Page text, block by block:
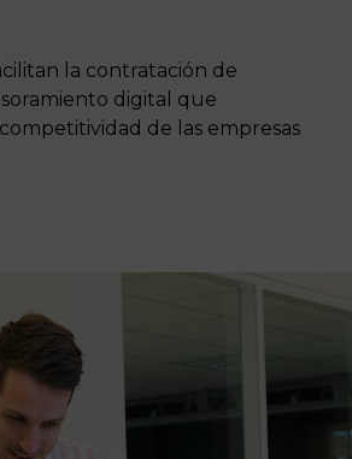
la contratación de
digital que
de las empresas